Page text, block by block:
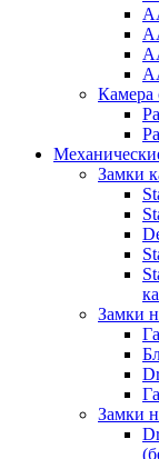
Камера
Замки
Замки
Замки